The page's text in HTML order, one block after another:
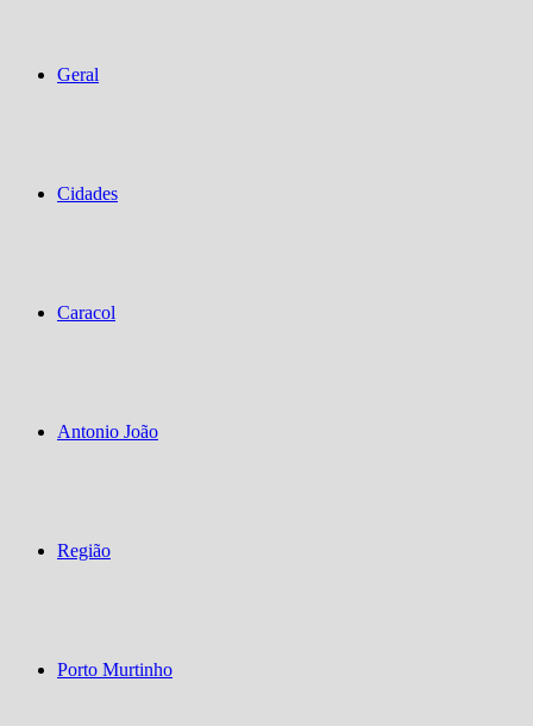
Geral
Cidades
Caracol
Antonio João
Região
Porto Murtinho